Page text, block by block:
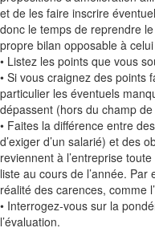
et de les faire inscrire
donc le temps de reprendre
propre bilan opposable à
• Listez les points que vous
• Si vous craignez des points
particulier les éventuels
dépassent (hors du champ
• Faites la différence entre
d’exiger d’un salarié) et des
reviennent à l’entreprise
liste au cours de l’année.
réalité des carences, comme
• Interrogez-vous sur la
l’évaluation.